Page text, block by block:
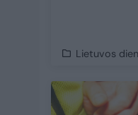
Lietuvos